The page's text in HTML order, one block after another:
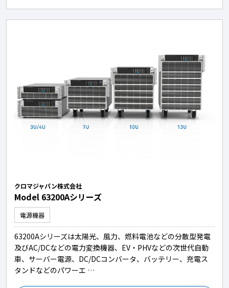
クロマジャパン株式会社
Model 63200Aシリーズ
電源機器
63200Aシリーズは太陽光、風力、燃料電池などの分散型発電
及びAC/DCなどの電力変換機器、EV・PHVなどの次世代自動
車、サーバー電源、DC/DCコンバータ、バッテリー、充電ス
タンドなどのパワーエ …